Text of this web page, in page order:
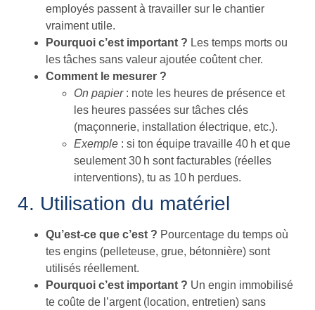
employés passent à travailler sur le chantier
vraiment utile.
Pourquoi c’est important ? Les temps morts ou
les tâches sans valeur ajoutée coûtent cher.
Comment le mesurer ?
On papier: note les heures de présence et
les heures passées sur tâches clés
(maçonnerie, installation électrique, etc.).
Exemple : si ton équipe travaille 40 h et que
seulement 30 h sont facturables (réelles
interventions), tu as 10 h perdues.
4. Utilisation du matériel
Qu’est-ce que c’est ? Pourcentage du temps où
tes engins (pelleteuse, grue, bétonnière) sont
utilisés réellement.
Pourquoi c’est important ? Un engin immobilisé
te coûte de l’argent (location, entretien) sans